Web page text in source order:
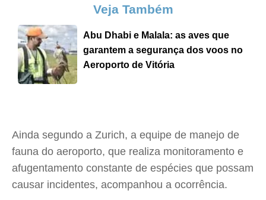
Veja Também
Abu Dhabi e Malala: as aves que
garantem a segurança dos voos no
Aeroporto de Vitória
Ainda segundo a Zurich, a equipe de manejo de
fauna do aeroporto, que realiza monitoramento e
afugentamento constante de espécies que possam
causar incidentes, acompanhou a ocorrência.